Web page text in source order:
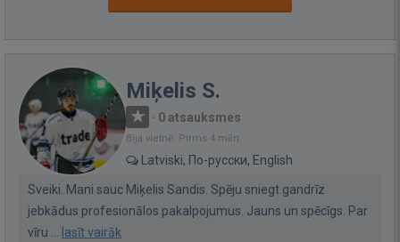
Miķelis S.
· 0 atsauksmes
Bija vietnē: Pirms 4 mēn.
Latviski, По-русски, English
Sveiki. Mani sauc Miķelis Sandis. Spēju sniegt gandrīz
jebkādus profesionālos pakalpojumus. Jauns un spēcīgs. Par
vīru ... lasīt vairāk